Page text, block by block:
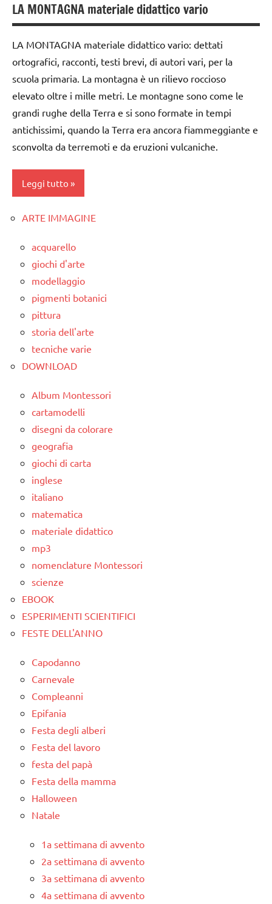
PER ETA'
ARTICOLI
GEOGRAFIA
TUTTI GLI
ARTICOLI
LA MONTAGNA materiale didattico vario
LA MONTAGNA materiale didattico vario: dettati
ortografici, racconti, testi brevi, di autori vari, per la
scuola primaria. La montagna è un rilievo roccioso
elevato oltre i mille metri. Le montagne sono come le
grandi rughe della Terra e si sono formate in tempi
antichissimi, quando la Terra era ancora fiammeggiante e
sconvolta da terremoti e da eruzioni vulcaniche.
Leggi tutto
ambienti
dai
anni
dettati /
geografia
ortografici
LINGUAGGIO
TUTTI GLI
ARGOMENTI
PER ETA'
TUTTI GLI
ARTICOLI
ARTE IMMAGINE
acquarello
giochi d'arte
modellaggio
pigmenti botanici
pittura
storia dell'arte
tecniche varie
DOWNLOAD
Album Montessori
cartamodelli
disegni da colorare
geografia
giochi di carta
inglese
italiano
matematica
materiale didattico
mp3
nomenclature Montessori
scienze
EBOOK
ESPERIMENTI SCIENTIFICI
FESTE DELL'ANNO
Capodanno
Carnevale
Compleanni
Epifania
Festa degli alberi
Festa del lavoro
festa del papà
Festa della mamma
Halloween
Natale
1a settimana di avvento
2a settimana di avvento
3a settimana di avvento
4a settimana di avvento